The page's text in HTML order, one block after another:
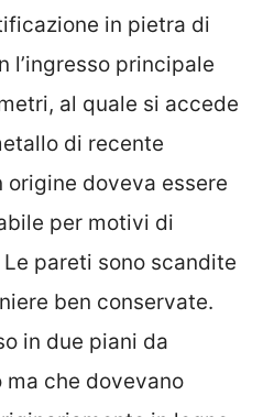
in pietra di
l’ingresso principale
al quale si accede
di recente
origine doveva essere
per motivi di
pareti sono scandite
ben conservate.
in due piani da
che dovevano